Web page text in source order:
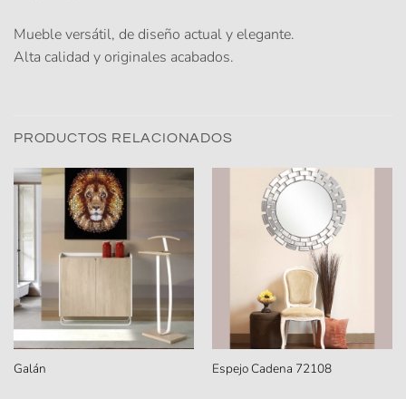
Mueble versátil, de diseño actual y elegante.
Alta calidad y originales acabados.
PRODUCTOS RELACIONADOS
Galán Espejo Cadena 72108